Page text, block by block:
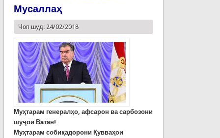
Мусаллаҳ
Чоп шуд: 24/02/2018
Муҳтарам генералҳо, афсарон ва сарбозони
шуҷои Ватан!
Муҳтарам собиқадорони Қувваҳои